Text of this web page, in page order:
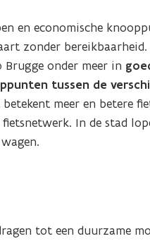
en economische
zonder
onder meer in
tussen de
meer en betere
In de stad
tot een duurzame